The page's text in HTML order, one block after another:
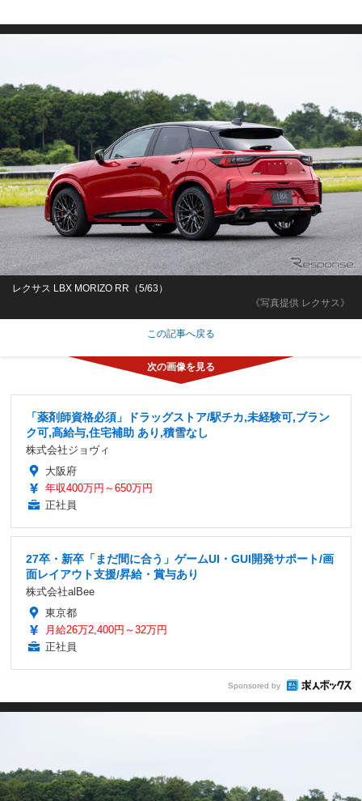
《写真提供 レクサス》
レクサス LBX MORIZO RR（5/63）
この記事へ戻る
「薬剤師資格必須」ドラッグストア/駅チカ,未経験可,ブラン
ク可,高給与,住宅補助 あり,積雪なし
株式会社ジョヴィ
大阪府
年収400万円～650万円
正社員
27卒・新卒「まだ間に合う」ゲームUI・GUI開発サポート/画
面レイアウト支援/昇給・賞与あり
株式会社alBee
東京都
月給26万2,400円～32万円
正社員
Sponsored by